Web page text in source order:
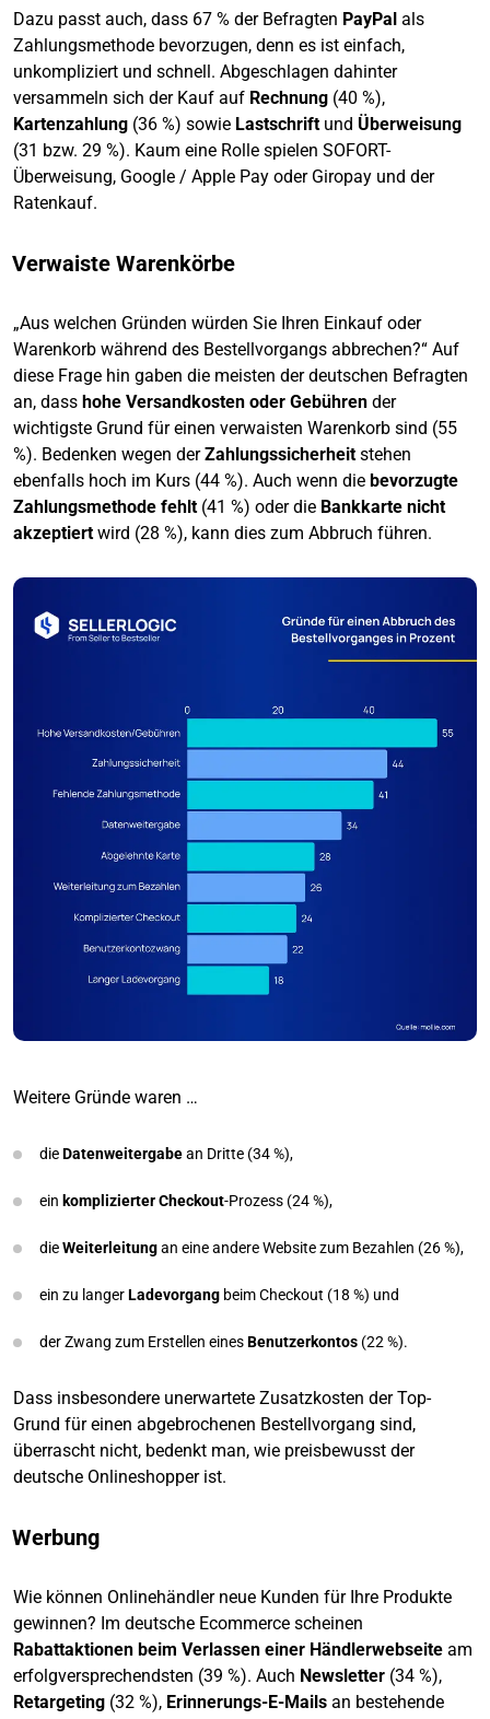
Dazu passt auch, dass 67 % der Befragten PayPal als
Zahlungsmethode bevorzugen, denn es ist einfach,
unkompliziert und schnell. Abgeschlagen dahinter
versammeln sich der Kauf auf Rechnung (40 %),
Kartenzahlung (36 %) sowie Lastschriftund Überweisung
(31 bzw. 29 %). Kaum eine Rolle spielen SOFORT-
Überweisung, Google / Apple Pay oder Giropay und der
Ratenkauf.
Verwaiste Warenkörbe
„Aus welchen Gründen würden Sie Ihren Einkauf oder
Warenkorb während des Bestellvorgangs abbrechen?“ Auf
diese Frage hin gaben die meisten der deutschen Befragten
an, dass hohe Versandkosten oder Gebühren der
wichtigste Grund für einen verwaisten Warenkorb sind (55
%). Bedenken wegen derZahlungssicherheitstehen
ebenfalls hoch im Kurs (44 %). Auch wenn die bevorzugte
Zahlungsmethode fehlt(41 %) oder die Bankkarte nicht
akzeptiertwird (28 %), kann dies zum Abbruch führen.
Weitere Gründe waren …
dieDatenweitergabean Dritte (34 %),
ein komplizierter Checkout-Prozess (24 %),
dieWeiterleitungan eine andere Website zum Bezahlen (26 %),
ein zu langerLadevorgang beim Checkout (18 %) und
der Zwang zum Erstellen einesBenutzerkontos (22 %).
Dass insbesondere unerwartete Zusatzkosten der Top-
Grund für einen abgebrochenen Bestellvorgang sind,
überrascht nicht, bedenkt man, wie preisbewusst der
deutsche Onlineshopper ist.
Werbung
Wie können Onlinehändler neue Kunden für Ihre Produkte
gewinnen? Im deutsche Ecommerce scheinen
Rabattaktionen beim Verlassen einer Händlerwebseite am
erfolgversprechendsten (39 %). Auch Newsletter (34 %),
Retargeting (32 %), Erinnerungs-E-Mails an bestehende